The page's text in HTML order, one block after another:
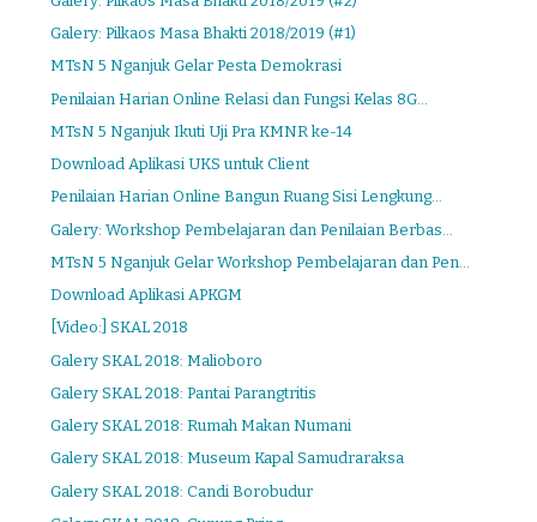
Galery: Pilkaos Masa Bhakti 2018/2019 (#1)
MTsN 5 Nganjuk Gelar Pesta Demokrasi
Penilaian Harian Online Relasi dan Fungsi Kelas 8G...
MTsN 5 Nganjuk Ikuti Uji Pra KMNR ke-14
Download Aplikasi UKS untuk Client
Penilaian Harian Online Bangun Ruang Sisi Lengkung...
Galery: Workshop Pembelajaran dan Penilaian Berbas...
MTsN 5 Nganjuk Gelar Workshop Pembelajaran dan Pen...
Download Aplikasi APKGM
[Video:] SKAL 2018
Galery SKAL 2018: Malioboro
Galery SKAL 2018: Pantai Parangtritis
Galery SKAL 2018: Rumah Makan Numani
Galery SKAL 2018: Museum Kapal Samudraraksa
Galery SKAL 2018: Candi Borobudur